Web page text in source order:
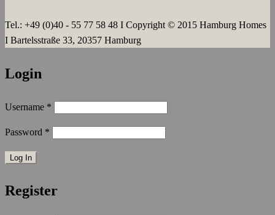
Tel.: +49 (0)40 - 55 77 58 48 I Copyright © 2015 Hamburg Homes
I Bartelsstraße 33, 20357 Hamburg
Login
Username *
Password *
Register